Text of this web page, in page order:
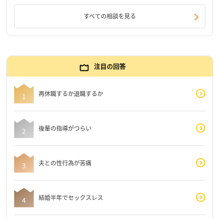
すべての相談を見る
注目の回答
再休職するか退職するか
後輩の指導がつらい
夫との性行為が苦痛
結婚半年でセックスレス